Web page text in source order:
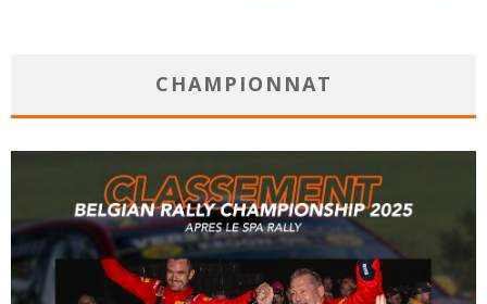
CHAMPIONNAT